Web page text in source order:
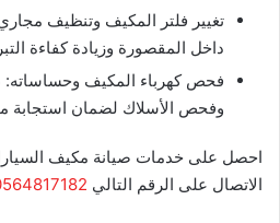
تغيير فلتر المكيف وتنظيف
داخل المقصورة وزيادة كفاءة
فحص كهرباء المكيف وحساساته:
وفحص الأسلاك لضمان استجابة
احصل على خدمات صيانة مكيف
الاتصال على الرقم التالي